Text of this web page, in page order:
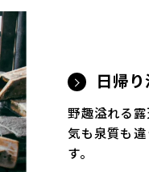
日帰
野趣溢れる
気も泉質も
す。